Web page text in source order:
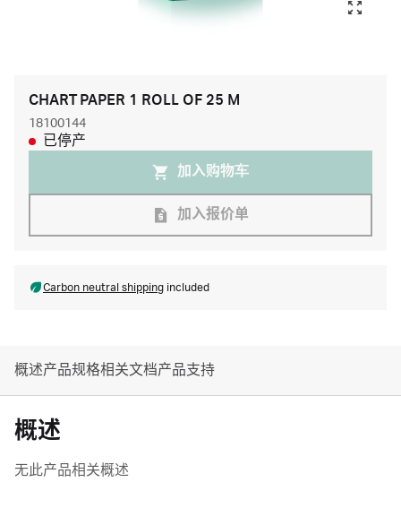
CHART PAPER 1 ROLL OF 25 M
18100144
已停产
加入购物⻋
加入报价单
Carbon neutral shipping included
概述产品规格相关文档产品支持
概述
无此产品相关概述